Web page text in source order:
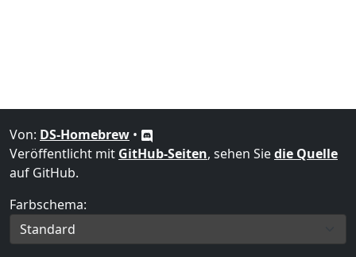
Von: DS-Homebrew •
Veröffentlicht mit GitHub-Seiten, sehen Siedie Quelle
auf GitHub.
Farbschema: